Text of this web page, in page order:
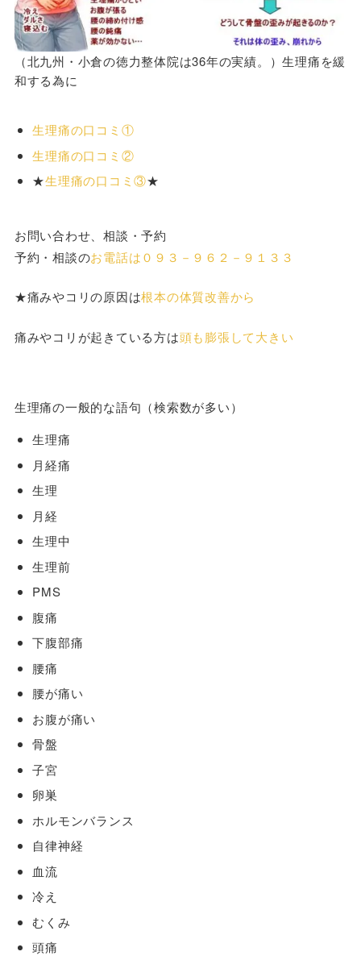
（北九州・小倉の徳力整体院は36年の実績。）生理痛を緩
和する為に
生理痛の口コミ①
生理痛の口コミ②
★生理痛の口コミ③★
お問い合わせ、相談・予約
予約・相談のお電話は０９３－９６２－９１３３
★痛みやコリの原因は根本の体質改善から
痛みやコリが起きている方は頭も膨張して大きい
生理痛の一般的な語句（検索数が多い）
生理痛
月経痛
生理
月経
生理中
生理前
PMS
腹痛
下腹部痛
腰痛
腰が痛い
お腹が痛い
骨盤
子宮
卵巣
ホルモンバランス
自律神経
血流
冷え
むくみ
頭痛